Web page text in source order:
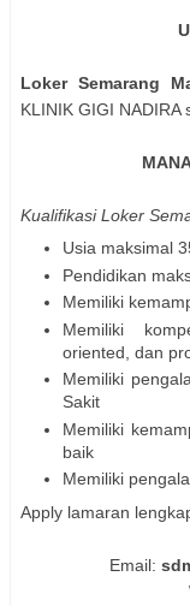
Loker Semarang
KLINIK GIGI
Kualifikasi Loker
Usia maksimal
Pendidikan
⁠Memiliki
⁠Memiliki
oriented, dan
⁠Memiliki
Sakit
⁠Memiliki
baik
⁠Memiliki
Apply lamaran
Email: